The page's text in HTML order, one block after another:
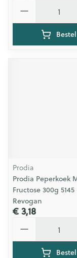
Bestel
Prodia
Prodia Peperkoek
Fructose 300g 5145
Revogan
€ 3,18
Bestel